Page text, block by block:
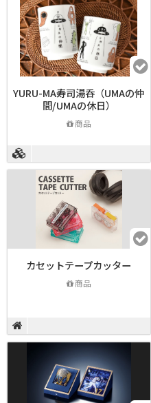
YURU-MA寿司湯呑（UMAの仲
間/UMAの休日）
商品
カセットテープカッター
商品